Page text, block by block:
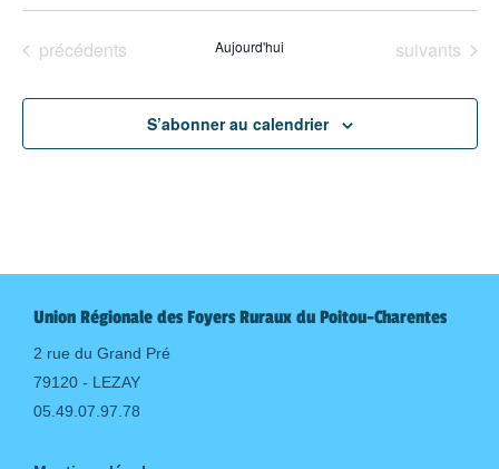
Évènements
précédents Aujourd'hui Évènements
suivants
S’abonner au calendrier
Union Régionale des Foyers Ruraux du Poitou-Charentes
2 rue du Grand Pré
79120 - LEZAY
05.49.07.97.78